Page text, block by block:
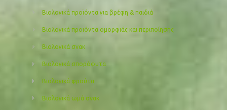
Βιολογικά προϊόντα για βρέφη & παιδιά
Βιολογικά προιόντα ομορφιάς και περιποίησης
Βιολογικά σνακ
Βιολογικά σπορόφυτα
Βιολογικά φρούτα
Βιολογικά ωμά σνακ